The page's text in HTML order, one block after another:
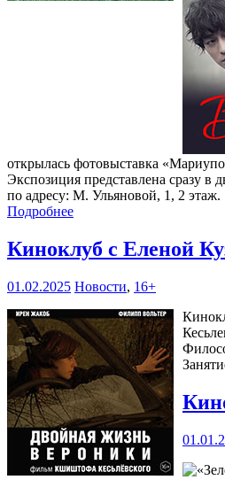
открылась фотовыставка
Экспозиция представлена сразу в
по адресу: М. Ульяновой, 1, 2 этаж.
Подробнее
Киноклуб с Еленой
01.02.2025 Новости, 16+